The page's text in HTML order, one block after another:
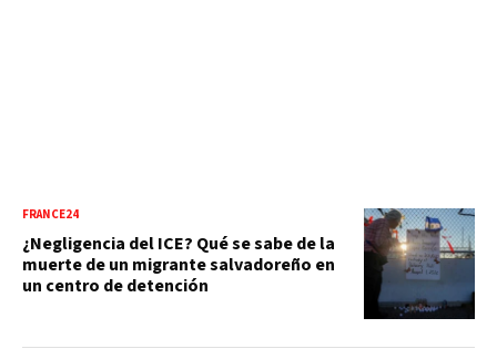
FRANCE24
¿Negligencia del ICE? Qué se sabe de la
muerte de un migrante salvadoreño en
un centro de detención